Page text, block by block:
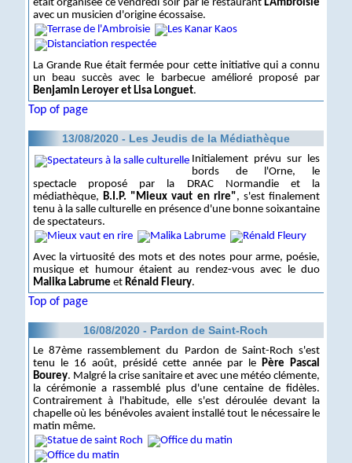
était organisée ce vendredi soir par le restaurantL'Ambroisie
avec un musicien d'origine écossaise.
La Grande Rue était fermée pour cette initiative qui a connu
un beau succès avec le barbecue amélioré proposé par
Benjamin Leroyer et Lisa Longuet.
Top of page
13/08/2020 - Les Jeudis de la Médiathèque
Initialement prévu sur les
bords de l'Orne, le
spectacle proposé par la DRAC Normandie et la
médiathèque, B.I.P. "Mieux vaut en rire", s'est finalement
tenu à la salle culturelle en présence d'une bonne soixantaine
de spectateurs.
Avec la virtuosité des mots et des notes pour arme, poésie,
musique et humour étaient au rendez-vous avec le duo
Malika Labrume et Rénald Fleury.
Top of page
16/08/2020 - Pardon de Saint-Roch
Le 87ème rassemblement du Pardon de Saint-Roch s'est
tenu le 16 août, présidé cette année par lePère Pascal
Bourey. Malgré la crise sanitaire et avec une météo clémente,
la cérémonie a rassemblé plus d'une centaine de fidèles.
Contrairement à l'habitude, elle s'est déroulée devant la
chapelle où les bénévoles avaient installé tout le nécessaire le
matin même.